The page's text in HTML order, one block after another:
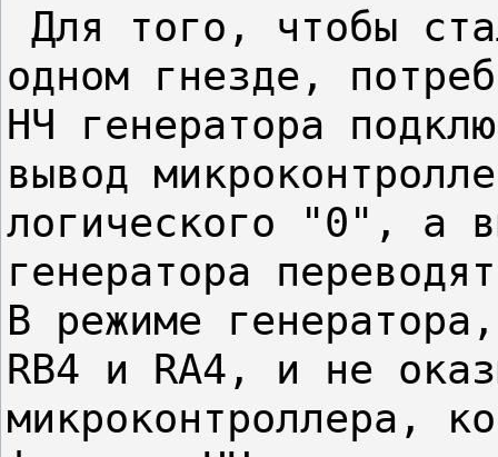
Для того, чтобы
одном гнезде,
НЧ генератора
вывод
логического "0", а
генератора
В режиме
RB4 и RA4, и не
микроконтроллера,